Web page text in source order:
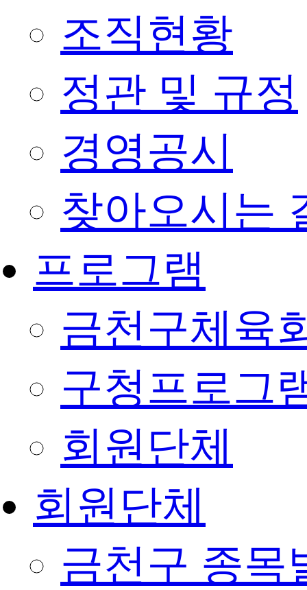
조직현황
정관 및 규정
경영공시
찾아오시는
프로그램
금천구체육
구청프로그
회원단체
회원단체
금천구 종목